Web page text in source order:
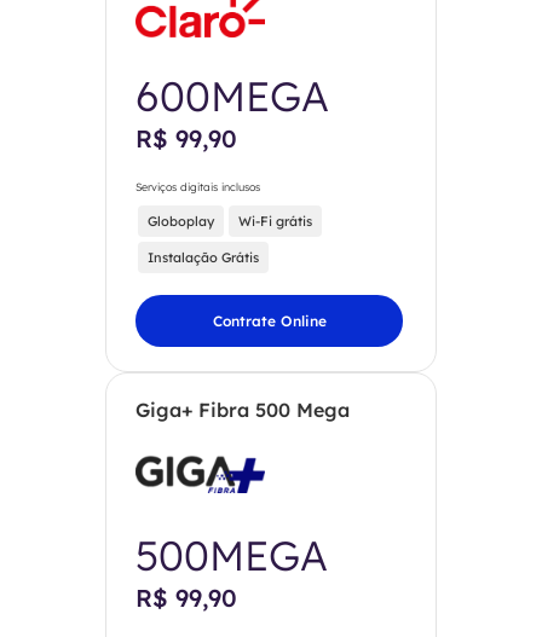
600MEGA
R$ 99,90
Serviços digitais inclusos
Globoplay Wi-Fi grátis
Instalação Grátis
Contrate Online
Giga+ Fibra 500 Mega
500MEGA
R$ 99,90